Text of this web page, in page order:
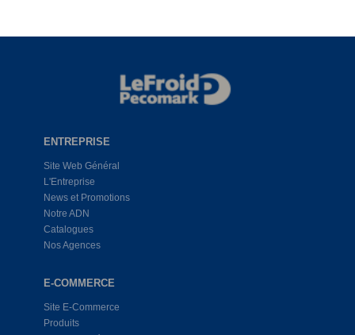
ENTREPRISE
Site Web Général
L'Entreprise
News et Promotions
Notre ADN
Catalogues
Nos Agences
E-COMMERCE
Site E-Commerce
Produits